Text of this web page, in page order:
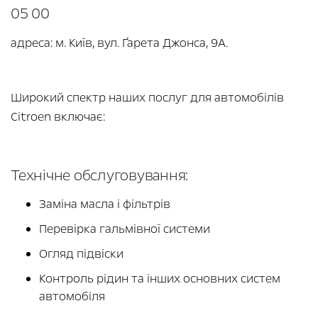
05 00
адреса: м. Київ, вул. Ґарета Джонса, 9А.
Широкий спектр наших послуг для автомобілів
Citroen включає:
Технічне обслуговування:
Заміна масла і фільтрів
Перевірка гальмівної системи
Огляд підвіски
Контроль рідин та інших основних систем
автомобіля